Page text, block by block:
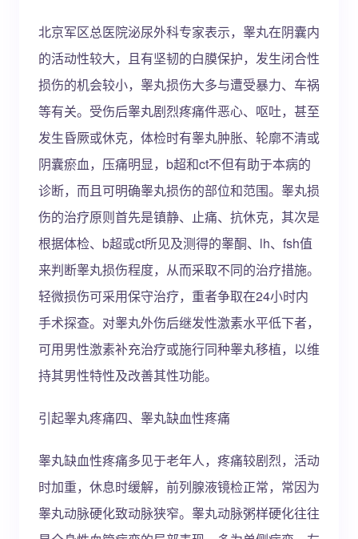
北京军区总医院泌尿外科专家表示，睾丸在阴囊内
的活动性较大，且有坚韧的白膜保护，发生闭合性
损伤的机会较小，睾丸损伤大多与遭受暴力、车祸
等有关。受伤后睾丸剧烈疼痛件恶心、呕吐，甚至
发生昏厥或休克，体检时有睾丸肿胀、轮廓不清或
阴囊瘀血，压痛明显，b超和ct不但有助于本病的
诊断，而且可明确睾丸损伤的部位和范围。睾丸损
伤的治疗原则首先是镇静、止痛、抗休克，其次是
根据体检、b超或ct所见及测得的睾酮、lh、fsh值
来判断睾丸损伤程度，从而采取不同的治疗措施。
轻微损伤可采用保守治疗，重者争取在24小时内
手术探查。对睾丸外伤后继发性激素水平低下者，
可用男性激素补充治疗或施行同种睾丸移植，以维
持其男性特性及改善其性功能。
引起睾丸疼痛四、睾丸缺血性疼痛
睾丸缺血性疼痛多见于老年人，疼痛较剧烈，活动
时加重，休息时缓解，前列腺液镜检正常，常因为
睾丸动脉硬化致动脉狭窄。睾丸动脉粥样硬化往往